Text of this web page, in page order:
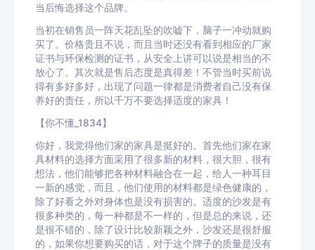
当后悔选择这个品牌。
当初在销售员一阵天花乱坠的吹嘘下，脑子一冲动就购
买了。价格贵且不说，而且当时还没有看到相应的厂家
证书与环保检测的证书，从安全上讲可以说是相当的不
放心了。其次就是售后态度是真得差！不管当时买前说
得有多好多好，出现了问题一律都是消费者自己没有保
养好的责任，所以千万不要选择适度的家具！
【你不懂_1834】
你好，我觉得他们家的家具是挺好的。首先他们家在家
具材料的选择方面采用了很多新的材料，很大胆，很有
想法，他们能够把各种材料融合在一起，给人一种耳目
一新的感觉，而且，他们使用的材料都是绿色健康的，
除了好看之外对身体也是没有损害的。适度的沙发是有
很多种类的，每一种都是不一样的，但是总的来说，还
是很不错的，除了设计比较新颖之外，沙发还是很舒服
的，如果你想要购买的话，对于这个牌子的质量是没有